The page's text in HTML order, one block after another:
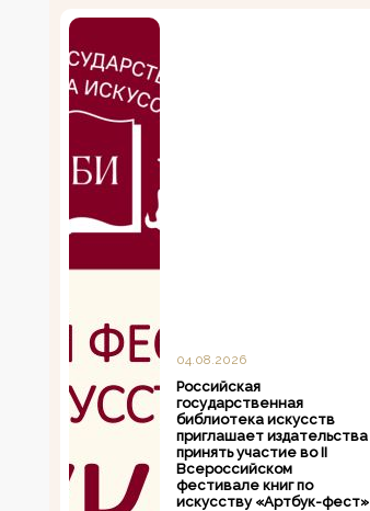
04.08.2026
Российская
государственная
библиотека искусств
приглашает издательства
принять участие во II
Всероссийском
фестивале книг по
искусству «Артбук-фест»